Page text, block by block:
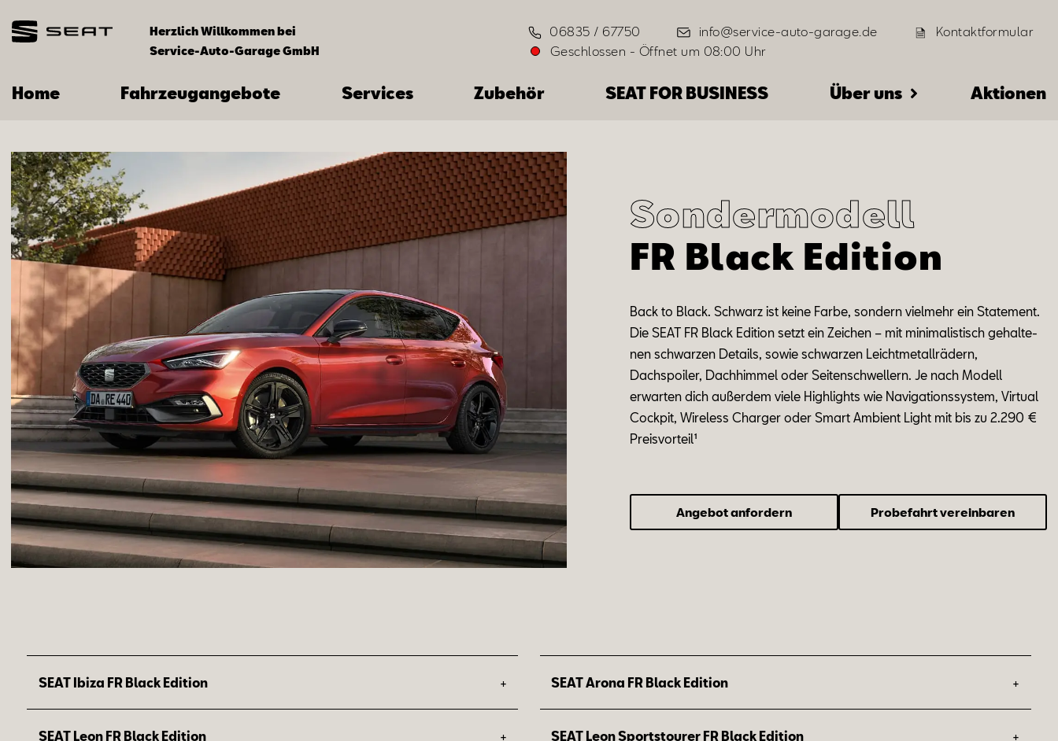
Herzlich Willkommen bei
Service-Auto-Garage GmbH
06835 / 67750 info@service-auto-garage.de
Kontaktformular
Geschlossen - Öffnet um 08:00 Uhr
Home Fahrzeugangebote Services Zubehör SEAT FOR BUSINESS Über uns Aktionen
Sondermodell
FR Black Edition
Backto Black Schwarz ist kei­ne Far­be son­dern viel­mehr ein State­ment.
Die SEAT FR Black Edition setzt ein Zeichen – mit min­i­ma­lis­tisch ge­hal­te­
nenschwarzen Details sowie schwarzen Leichtmetallrädern,
Dachspoiler, Dachhimmel oder Seitenschwellern. Je nach Modell
erwarten dich außerdemvie­le Highlights wie Navigationssystem, Virtual
Cockpit, Wireless Charger oder Smart Ambient Light mit bis zu 2.290 €
Preis­vor­teil¹
Angebot anfordern Probefahrt vereinbaren
SEAT Ibiza FR Black Edition +
Preisvorteil: 1.500 €1
SEAT Leon FR Black Edition +
SEAT Arona FR Black Edition +
Preisvorteil: 1.900 €1
SEAT Leon Sportstourer FR Black Edition +